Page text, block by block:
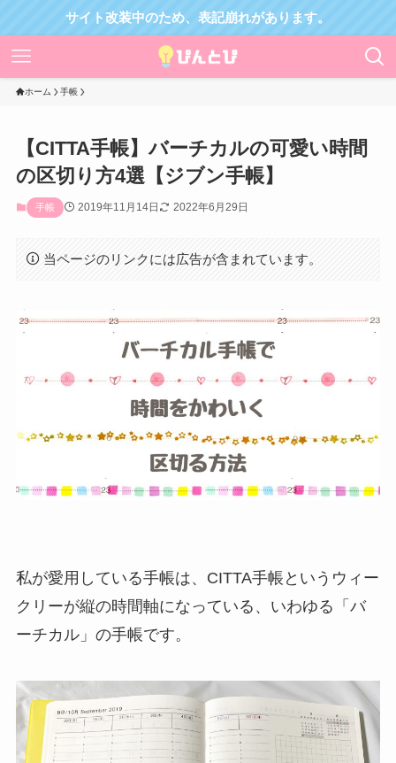
サイト改装中のため、表記崩れがあります。
ホーム 手帳
【CITTA手帳】バーチカルの可愛い時間
の区切り方4選【ジブン手帳】
手帳 2019年11月14日 2022年6月29日
当ページのリンクには広告が含まれています。
私が愛用している手帳は、CITTA手帳というウィー
クリーが縦の時間軸になっている、いわゆる「バ
ーチカル」の手帳です。